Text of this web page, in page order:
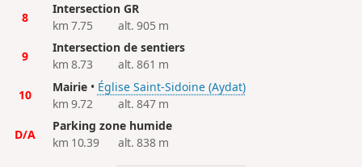
8
Intersection GR
km 7.75
alt. 905 m
9
Intersection de sentiers
km 8.73
alt. 861 m
10
Mairie• Église Saint-Sidoine (Aydat)
km 9.72
alt. 847 m
D/A
Parking zone humide
km 10.39
alt. 838 m